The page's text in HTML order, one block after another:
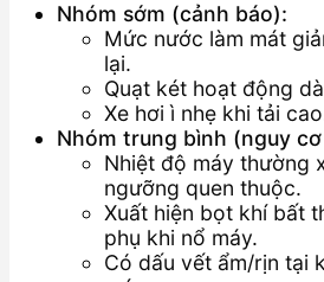
Nhóm sớm (cảnh báo):
Mức nước làm mát
lại.
Quạt két hoạt động
Xe hơi ì nhẹ khi tải
Nhóm trung bình (nguy
Nhiệt độ máy thường
ngưỡng quen thuộc.
Xuất hiện bọt khí bất
phụ khi nổ máy.
Có dấu vết ẩm/rịn tại